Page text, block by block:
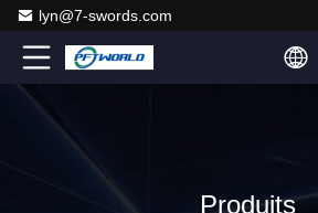
lyn@7-swords.com
Produits